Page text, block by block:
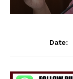
Date: